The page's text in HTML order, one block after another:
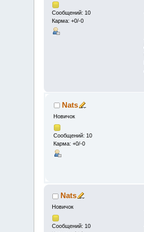
Сообщений: 10
Карма: +0/-0
Nats
Новичок
Сообщений: 10
Карма: +0/-0
Nats
Новичок
Сообщений: 10